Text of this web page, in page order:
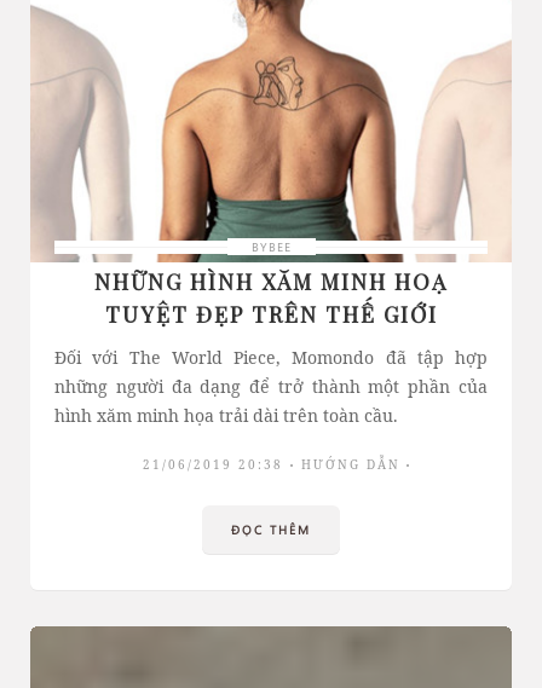
BYBEE
NHỮNG HÌNH XĂM MINH HOẠ
TUYỆT ĐẸP TRÊN THẾ GIỚI
Đối với The World Piece, Momondo đã tập hợp
những người đa dạng để trở thành một phần của
hình xăm minh họa trải dài trên toàn cầu.
21/06/2019 20:38 HƯỚNG DẪN
ĐỌC THÊM